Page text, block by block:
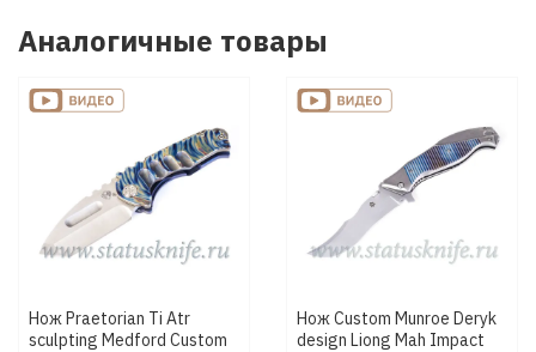
Аналогичные товары
Нож Praetorian Ti Atr
sculpting Medford Custom
Нож Custom Munroe Deryk
design Liong Mah Impact